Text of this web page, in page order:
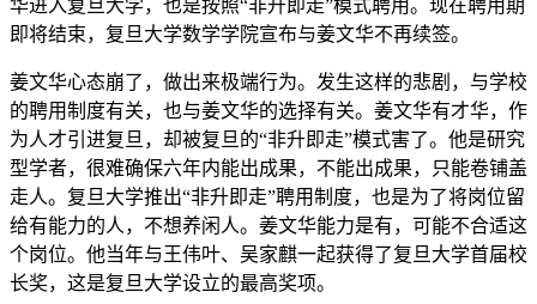
华进入复旦大学，也是按照“非升即走”模式聘用。现在聘用期
即将结束，复旦大学数学学院宣布与姜文华不再续签。
姜文华心态崩了，做出来极端行为。发生这样的悲剧，与学校
的聘用制度有关，也与姜文华的选择有关。姜文华有才华，作
为人才引进复旦，却被复旦的“非升即走”模式害了。他是研究
型学者，很难确保六年内能出成果，不能出成果，只能卷铺盖
走人。复旦大学推出“非升即走”聘用制度，也是为了将岗位留
给有能力的人，不想养闲人。姜文华能力是有，可能不合适这
个岗位。他当年与王伟叶、吴家麒一起获得了复旦大学首届校
长奖，这是复旦大学设立的最高奖项。